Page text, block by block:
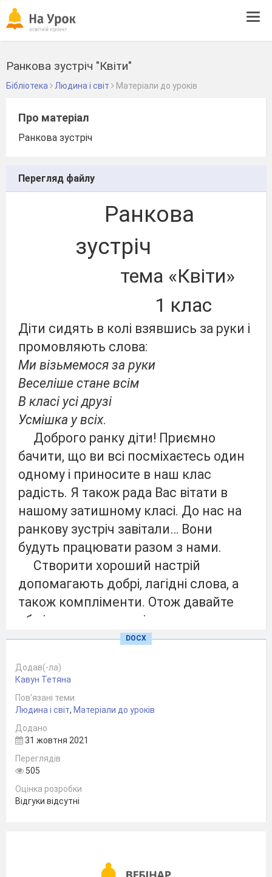
Ранкова зустріч "Квіти"
Бібліотека Людина і світ Матеріали до уроків
Про матеріал
Ранкова зустріч
Перегляд файлу
Ранкова
зустріч
тема «Квіти»
1 клас
Діти сидять в колі взявшись за руки і
промовляють слова:
Ми візьмемося за руки
Веселіше стане всім
В класі усі друзі
Усмішка у всіх.
Доброго ранку діти! Приємно
бачити, що ви всі посміхаєтесь один
одному і приносите в наш клас
радість. Я також рада Вас вітати в
нашому затишному класі. До нас на
ранкову зустріч завітали… Вони
будуть працювати разом з нами.
Створити хороший настрій
допомагають добрі, лагідні слова, а
також компліменти. Отож давайте
обміняємось компліментами.
Яка зараз пора року?
Які є весняні місяці?
Діти, а якою буває весна?
Подивіться у віконечко, яка сьогодні
(Дитина визначає погоду)
Яке сьогодні число?
Назвемо сусідів числа.
Який день тижня?
DOCX
Додав(-ла)
Кавун Тетяна
Пов’язані теми
Людина і світ, Матеріали до уроків
Додано
31 жовтня 2021
Переглядів
505
Оцінка розробки
Відгуки відсутні